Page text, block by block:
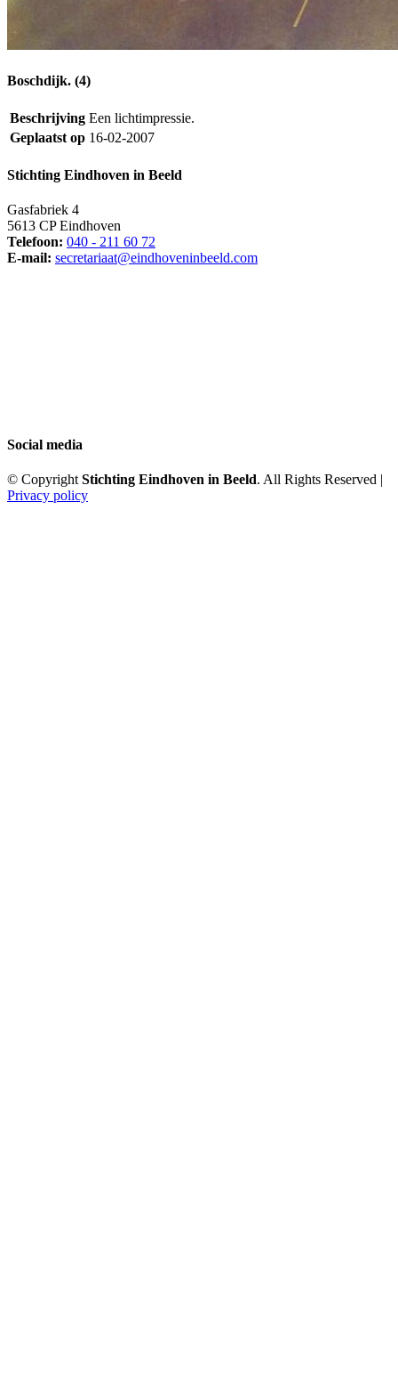
Boschdijk. (4)
Beschrijving Een lichtimpressie.
Geplaatst op 16-02-2007
Stichting Eindhoven in Beeld
Gasfabriek 4
5613 CP Eindhoven
Telefoon: 040 - 211 60 72
E-mail: secretariaat@eindhoveninbeeld.com
Social media
© Copyright Stichting Eindhoven in Beeld. All Rights Reserved |
Privacy policy